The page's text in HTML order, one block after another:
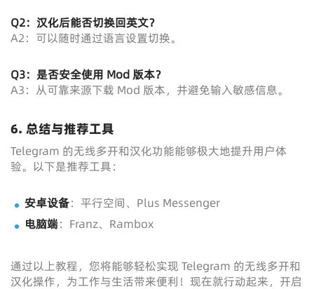
Q2：汉化后能否切换回英文？
A2：可以随时通过语言设置切换。
Q3：是否安全使用 Mod 版本？
A3：从可靠来源下载 Mod 版本，并避免输入敏感信息。
6. 总结与推荐工具
Telegram 的无线多开和汉化功能能够极大地提升用户体
验。以下是推荐工具：
安卓设备：平行空间、Plus Messenger
电脑端：Franz、Rambox
通过以上教程，您将能够轻松实现 Telegram 的无线多开和
汉化操作，为工作与生活带来便利！现在就行动起来，开启